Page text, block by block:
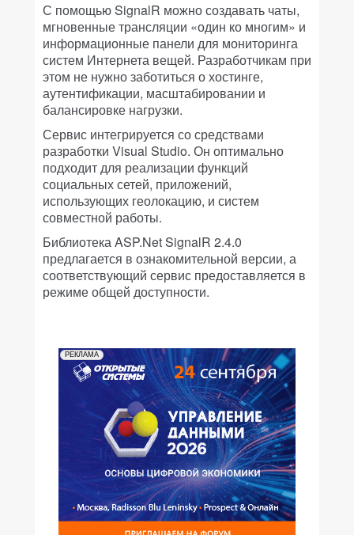
С помощью SignalR можно создавать чаты,
мгновенные трансляции «один ко многим» и
информационные панели для мониторинга
систем Интернета вещей. Разработчикам при
этом не нужно заботиться о хостинге,
аутентификации, масштабировании и
балансировке нагрузки.
Сервис интегрируется со средствами
разработки Visual Studio. Он оптимально
подходит для реализации функций
социальных сетей, приложений,
использующих геолокацию, и систем
совместной работы.
Библиотека ASP.Net SignalR 2.4.0
предлагается в ознакомительной версии, а
соответствующий сервис предоставляется в
режиме общей доступности.
РЕКЛАМА